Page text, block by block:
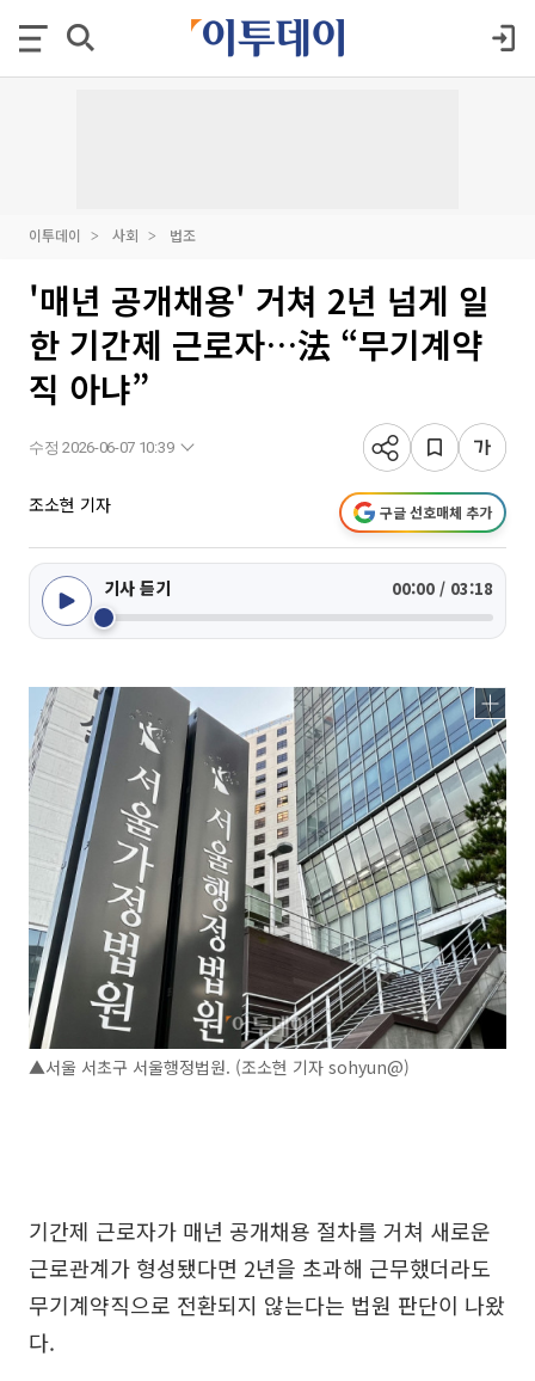
이투데이 사회 법조
'매년 공개채용' 거쳐 2년 넘게 일
한 기간제 근로자…法 “무기계약
직 아냐”
수정 2026-06-07 10:39
조소현 기자 구글 선호매체 추가
기사 듣기 00:00 / 03:18
▲서울 서초구 서울행정법원. (조소현 기자 sohyun@)
기간제 근로자가 매년 공개채용 절차를 거쳐 새로운
근로관계가 형성됐다면 2년을 초과해 근무했더라도
무기계약직으로 전환되지 않는다는 법원 판단이 나왔
다.